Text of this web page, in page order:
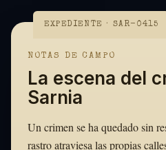
EXPEDIENTE · SAR-0415
NOTAS DE CAMPO
La escena del
Sarnia
Un crimen se ha quedado sin
rastro atraviesa las propias